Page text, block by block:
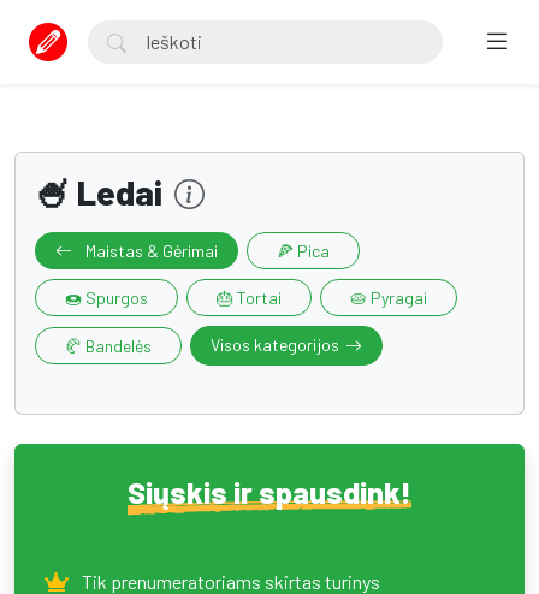
🍧 Ledai
Maistas & Gėrimai 🍕 Pica
🍩 Spurgos 🎂 Tortai 🥧 Pyragai
🥐 Bandelės Visos kategorijos
Siųskis ir spausdink!
Tik prenumeratoriams skirtas turinys